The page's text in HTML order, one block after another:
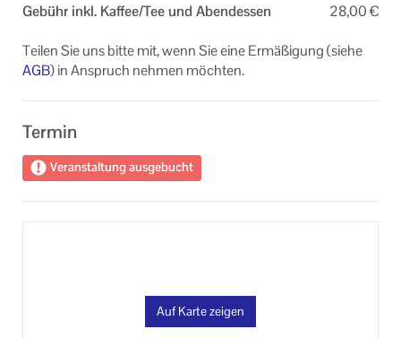
Gebühr inkl. Kaffee/Tee und Abendessen 28,00 €
Teilen Sie uns bitte mit, wenn Sie eine Ermäßigung (siehe
AGB) in Anspruch nehmen möchten.
Termin
Veranstaltung ausgebucht
Auf Karte zeigen